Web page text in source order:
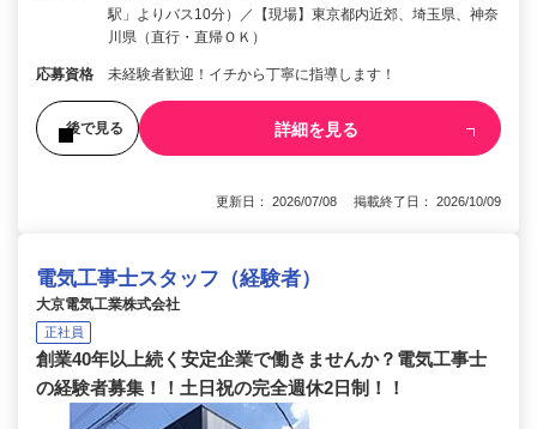
駅」よりバス10分）／【現場】東京都内近郊、埼玉県、神奈
川県（直行・直帰ＯＫ）
応募資格 未経験者歓迎！イチから丁寧に指導します！
後で見る 詳細を見る
更新日： 2026/07/08 掲載終了日： 2026/10/09
電気工事士スタッフ（経験者）
大京電気工業株式会社
正社員
創業40年以上続く安定企業で働きませんか？電気工事士
の経験者募集！！土日祝の完全週休2日制！！